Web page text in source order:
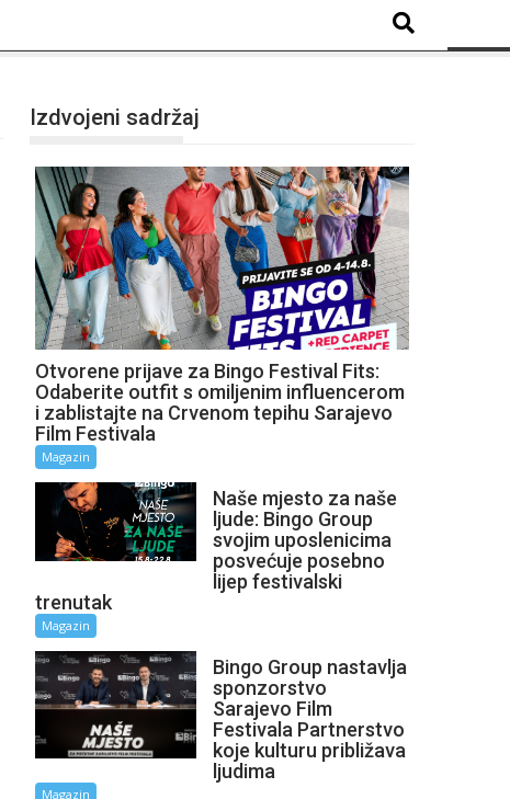
Izdvojeni sadržaj
Otvorene prijave za Bingo Festival Fits:
Odaberite outfit s omiljenim influencerom
i zablistajte na Crvenom tepihu Sarajevo
Film Festivala
Magazin
Naše mjesto za naše
ljude: Bingo Group
svojim uposlenicima
posvećuje posebno
lijep festivalski
trenutak
Magazin
Bingo Group nastavlja
sponzorstvo
Sarajevo Film
Festivala Partnerstvo
koje kulturu približava
ljudima
Magazin